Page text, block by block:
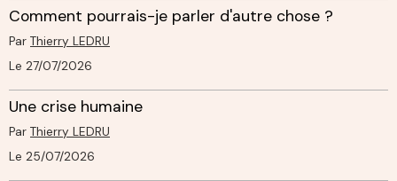
Comment pourrais-je parler d'autre chose ?
Par Thierry LEDRU
Le 27/07/2026
Une crise humaine
Par Thierry LEDRU
Le 25/07/2026